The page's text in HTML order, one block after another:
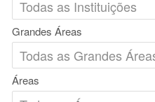
Grandes Áreas
Áreas